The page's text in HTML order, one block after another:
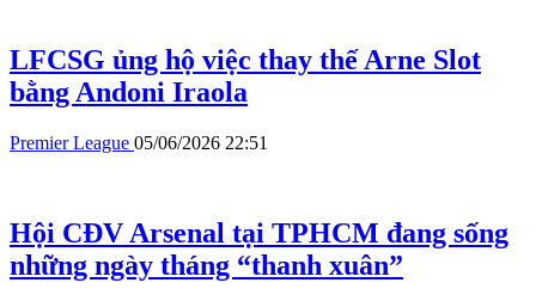
LFCSG ủng hộ việc thay thế Arne Slot
bằng Andoni Iraola
Premier League 05/06/2026 22:51
Hội CĐV Arsenal tại TPHCM đang sống
những ngày tháng “thanh xuân”